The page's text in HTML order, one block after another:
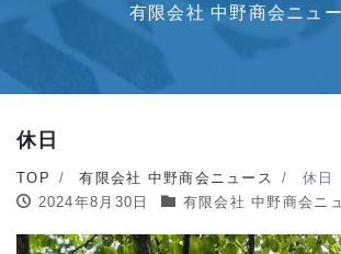
有限会社 中野商会ニュ
休日
TOP 有限会社 中野商会ニュース
休日
2024年8月30日
有限会社 中野商会ニ